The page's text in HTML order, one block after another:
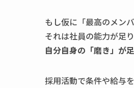
もし仮に「最高のメン
それは社員の能力が足
自分自身の「磨き」が
採用活動で条件や給与